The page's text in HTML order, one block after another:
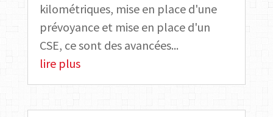
kilométriques, mise en place d'une
prévoyance et mise en place d'un
CSE, ce sont des avancées...
lire plus